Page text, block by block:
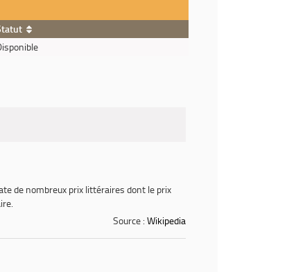
de nombreux prix littéraires dont le prix
Source : Wikipedia